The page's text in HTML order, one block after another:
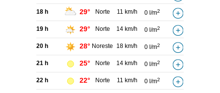
18 h 29° Norte 11 km/h 0 l/m2
19 h 29° Norte 14 km/h 0 l/m2
20 h 28° Noreste 18 km/h 0 l/m2
21 h 25° Norte 14 km/h 0 l/m2
22 h 22° Norte 11 km/h 0 l/m2